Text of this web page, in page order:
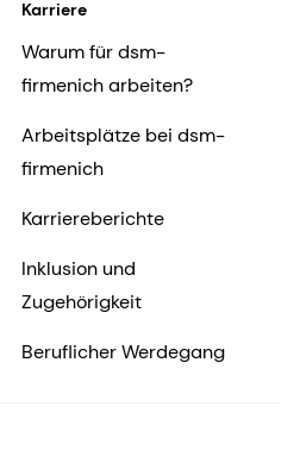
Karriere
Warum für dsm-
firmenich arbeiten?
Arbeitsplätze bei dsm-
firmenich
Karriereberichte
Inklusion und
Zugehörigkeit
Beruflicher Werdegang